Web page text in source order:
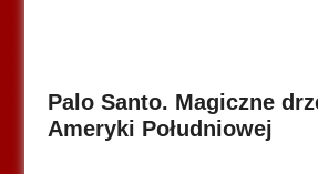
Palo Santo. Magiczne
Ameryki Południowej